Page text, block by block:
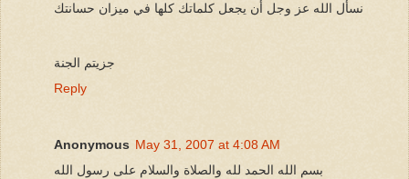
نسأل الله عز وجل أن يجعل كلماتك كلها في ميزان حسانتك
جزيتم الجنة
Reply
Anonymous May 31, 2007 at 4:08 AM
بسم الله الحمد لله والصلاة والسلام على رسول الله